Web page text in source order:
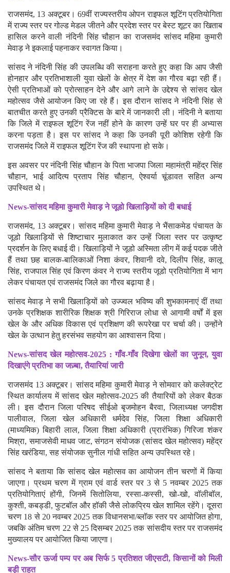
राजसमंद, 13 अक्टूबर। 69वीं राज्यस्तरीय ओपन राइफल शूटिंग प्रतियोगिता
में राज्य स्तर पर गोल्ड मेडल जीतने और प्रदेश स्तर पर बेस्ट शूटर का खिताब
हासिल करने वाली नंदिनी सिंह चौहान का राजसमंद सांसद महिमा कुमारी
मेवाड़ ने इकलाई पहनाकर स्वागत किया।
सांसद ने नंदिनी सिंह की उपलब्धि की सराहना करते हुए कहा कि आप जैसी
होनहार और प्रतिभाशाली युवा खेलों के क्षेत्र में देश का गौरव बढ़ा रही हैं।
ऐसी प्रतिभाओं को प्रोत्साहन देने और आगे लाने के उद्देश्य से सांसद खेल
महोत्सव जैसे आयोजन किए जा रहे हैं। इस दौरान सांसद ने नंदिनी सिंह से
बातचीत करते हुए उनकी प्रैक्टिस के बारे में जानकारी ली। नंदिनी ने बताया
कि जिले में राइफल शूटिंग रेंज नहीं होने के कारण उन्हें घर पर ही अभ्यास
करना पड़ता है। इस पर सांसद ने कहा कि उनकी पूरी कोशिश रहेगी कि
राजसमंद जिले में राइफल शूटिंग रेंज की स्थापना हो सके।
इस अवसर पर नंदिनी सिंह चौहान के पिता भाजपा जिला महामंत्री महेंद्र सिंह
चौहान, भाई आदित्य प्रताप सिंह चौहान, ऐश्वर्या चूंडावत सहित अन्य
उपस्थित थे।
News-सांसद महिमा कुमारी मेवाड़ ने जूडो खिलाड़ियों को दी बधाई
राजसमंद, 13 अक्टूबर। सांसद महिमा कुमारी मेवाड़ ने भैंसाकमेड पंचायत के
जूडो खिलाड़ियों से शिष्टाचार मुलाकात कर उन्हें जिला स्तर पर उत्कृष्ट
प्रदर्शन के लिए बधाई दी। खिलाड़ियों ने जूडो अस्मिता लीग में कई पदक जीते
हैं तथा छह बालक-बालिकाओं निशा कंवर, शिवानी दवे, दिलीप सिंह, कालू
सिंह, राजपाल सिंह एवं किरण कंवर ने राज्य स्तरीय जूडो प्रतियोगिता में भाग
लेकर पंचायत एवं राजसमंद जिले का गौरव बढ़ाया है।
सांसद मेवाड़ ने सभी खिलाड़ियों को उज्ज्वल भविष्य की शुभकामनाएं दीं तथा
उनके प्रशिक्षक शारीरिक शिक्षक श्री गिरिराज लोधा से आगामी वर्षों में इस
खेल के और अधिक विकास एवं प्रशिक्षण की रूपरेखा पर चर्चा की। उन्होंने
खेल के उत्थान हेतु हरसंभव सहयोग का आश्वासन दिया।
News-सांसद खेल महोत्सव-2025 : गाँव-गाँव दिखेगा खेलों का जुनून, युवा
दिखाएंगे प्रतिभा का जज़्बा, तैयारियां जारी
राजसमंद 13 अक्टूबर। सांसद महिमा कुमारी मेवाड़ ने सोमवार को कलेक्ट्रेट
स्थित कार्यालय में सांसद खेल महोत्सव-2025 की तैयारियों को लेकर बैठक
ली। इस दौरान जिला परिषद सीईओ बृजमोहन बैरवा, जिलाध्यक्ष जगदीश
पालीवाल, जिला खेल अधिकारी धर्मदेव सिंह, जिला शिक्षा अधिकारी
(माध्यमिक) बिहारी लाल, जिला शिक्षा अधिकारी (प्रारंभिक) गिरिजा शंकर
मिश्रा, समाजसेवी माधव जाट, संगठन संयोजक (सांसद खेल महोत्सव) महेंद्र
सिंह खरंडिया, सह संयोजक सुनील गांधी सहित अन्य उपस्थित रहे।
सांसद ने बताया कि सांसद खेल महोत्सव का आयोजन तीन चरणों में किया
जाएगा। प्रथम चरण में ग्राम एवं वार्ड स्तर पर 3 से 5 नवम्बर 2025 तक
प्रतियोगिताएं होंगी, जिनमें सितोलिया, रस्सा-कस्सी, खो-खो, वॉलीबॉल,
कुश्ती, कबड्डी, फुटबॉल और हॉकी जैसे लोकप्रिय खेल शामिल रहेंगे। दूसरा
चरण 18 से 20 नवम्बर 2025 तक विधानसभा/ब्लॉक स्तर पर आयोजित होगा,
जबकि अंतिम चरण 22 से 25 दिसम्बर 2025 तक सांसदीय स्तर पर राजसमंद
मुख्यालय पर आयोजित किया जाएगा।
News-सौर ऊर्जा पम्प पर अब सिर्फ 5 प्रतिशत जीएसटी, किसानों को मिली
बड़ी राहत